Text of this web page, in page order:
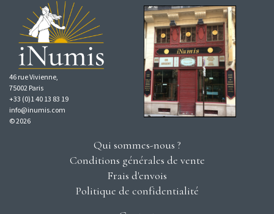
46 rue Vivienne,
75002 Paris
+33 (0)1 40 13 83 19
info@inumis.com
© 2026
Qui sommes-nous ?
Conditions générales de vente
Frais d'envois
Politique de confidentialité